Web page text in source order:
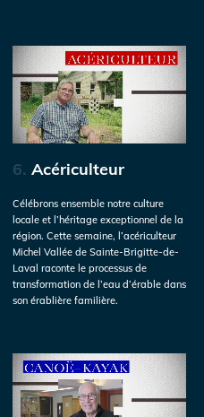
6. Acériculteur
Célébrons ensemble notre culture
locale et l’héritage exceptionnel de la
région. Cette semaine, l’acériculteur
Michel Vallée de Sainte-Brigitte-de-
Laval raconte le processus de
transformation de l’eau d’érable dans
son érablière familière.